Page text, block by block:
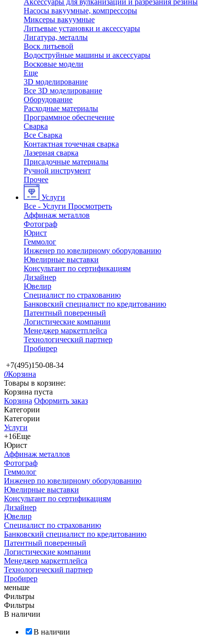
Аксессуары для вулканизации и разрезания резины
Насосы вакуумные, компрессоры
Миксеры вакуумные
Литьевые установки и аксессуары
Лигатура, металлы
Воск литьевой
Водоструйные машины и аксессуары
Восковые модели
Еще
3D моделирование
Все 3D моделирование
Оборудование
Расходные материалы
Программное обеспечение
Сварка
Все Сварка
Контактная точечная сварка
Лазерная сварка
Присадочные материалы
Ручной инструмент
Прочее
Услуги
Все - Услуги Просмотреть
Аффинаж металлов
Фотограф
Юрист
Геммолог
Инженер по ювелирному оборудованию
Ювелирные выставки
Консультант по сертификациям
Дизайнер
Ювелир
Специалист по страхованию
Банковский специалист по кредитованию
Патентный поверенный
Логистические компании
Менеджер маркетплейса
Технологический партнер
Пробирер
+7(495)150-08-34
0Корзина
Товары в корзине:
Корзина пуста
Корзина Оформить заказ
Категории
Категории
Услуги
+16Еще
Юрист
Аффинаж металлов
Фотограф
Геммолог
Инженер по ювелирному оборудованию
Ювелирные выставки
Консультант по сертификациям
Дизайнер
Ювелир
Специалист по страхованию
Банковский специалист по кредитованию
Патентный поверенный
Логистические компании
Менеджер маркетплейса
Технологический партнер
Пробирер
меньше
Фильтры
Фильтры
В наличии
В наличии